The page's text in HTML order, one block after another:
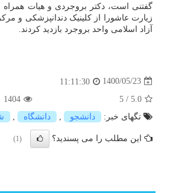
گفتنی است، دکتر بروجردی و هیات
زیارت عاشورا از کلینیک دندانپزشکی و
آزاد اسلامی واحد بروجرد بازدید کردند.
1400/05/23
11:11:30
5.0
/
5
1404
تگهای خبر:
دانشجو دانشگاه
این مطلب را می پسندید؟ (1)